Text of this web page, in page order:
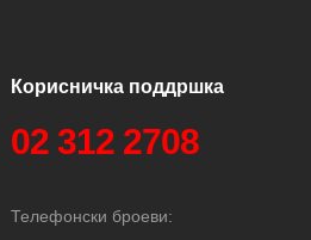
Корисничка поддршка
02 312 2708
Телефонски броеви: